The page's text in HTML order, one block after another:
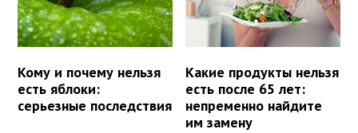
Кому и почему нельзя
есть яблоки:
серьезные последствия
Какие продукты нельзя
есть после 65 лет:
непременно найдите
им замену